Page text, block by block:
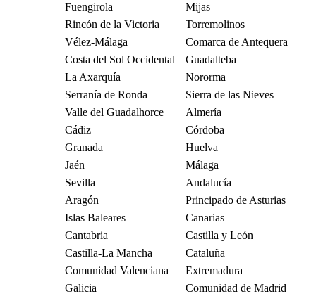
Fuengirola
Mijas
Rincón de la Victoria
Torremolinos
Vélez-Málaga
Comarca de Antequera
Costa del Sol Occidental
Guadalteba
La Axarquía
Nororma
Serranía de Ronda
Sierra de las Nieves
Valle del Guadalhorce
Almería
Cádiz
Córdoba
Granada
Huelva
Jaén
Málaga
Sevilla
Andalucía
Aragón
Principado de Asturias
Islas Baleares
Canarias
Cantabria
Castilla y León
Castilla-La Mancha
Cataluña
Comunidad Valenciana
Extremadura
Galicia
Comunidad de Madrid